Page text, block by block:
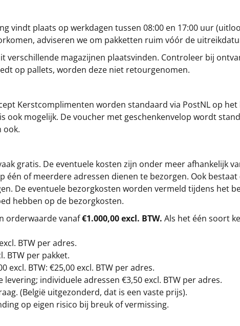
vindt plaats op werkdagen tussen 08:00 en 17:00 uur
adviseren we om pakketten ruim vóór de
verschillende magazijnen plaatsvinden. Controleer bij
op pallets, worden deze niet retourgenomen.
Kerstcomplimenten worden standaard via PostNL op
ook mogelijk. De voucher met geschenkenvelop wordt
ook.
gratis. De eventuele kosten zijn onder meer afhankelijk
één of meerdere adressen dienen te bezorgen. Ook
De eventuele bezorgkosten worden vermeld tijdens het
hebben op de bezorgkosten.
orderwaarde vanaf€1.000,00 excl. BTW. Als het één soort
BTW per adres.
BTW per pakket.
excl. BTW: €25,00 excl. BTW per adres.
individuele adressen €3,50 excl. BTW per adres.
(België uitgezonderd, dat is een vaste prijs).
op eigen risico bij breuk of vermissing.